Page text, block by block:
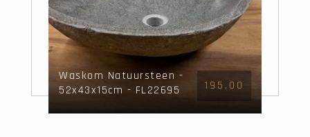
Waskom Natuursteen -
52x43x15cm - FL22695
195,00